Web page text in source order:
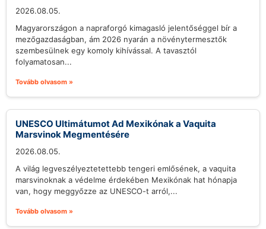
2026.08.05.
Magyarországon a napraforgó kimagasló jelentőséggel bír a
mezőgazdaságban, ám 2026 nyarán a növénytermesztők
szembesülnek egy komoly kihívással. A tavasztól
folyamatosan...
Tovább olvasom »
UNESCO Ultimátumot Ad Mexikónak a Vaquita
Marsvinok Megmentésére
2026.08.05.
A világ legveszélyeztetettebb tengeri emlősének, a vaquita
marsvinoknak a védelme érdekében Mexikónak hat hónapja
van, hogy meggyőzze az UNESCO-t arról,...
Tovább olvasom »